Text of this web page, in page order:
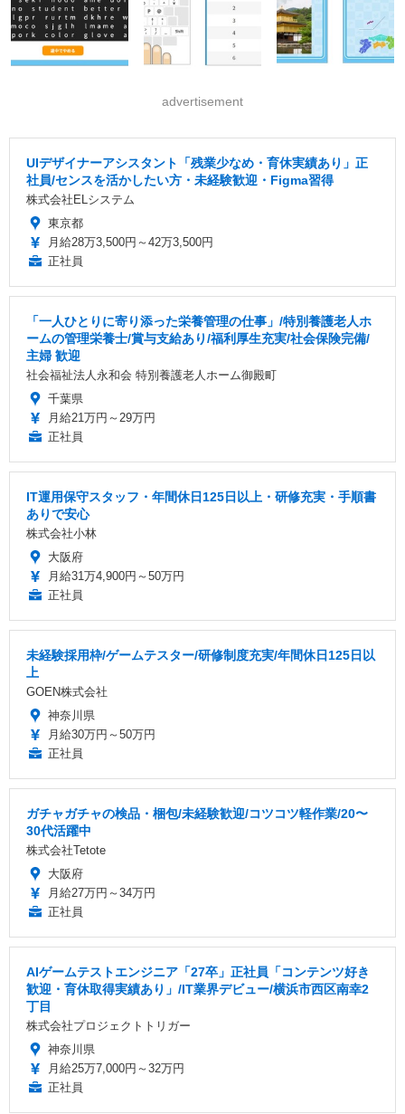
advertisement
UIデザイナーアシスタント「残業少なめ・育休実績あり」正
社員/センスを活かしたい方・未経験歓迎・Figma習得
株式会社ELシステム
東京都
月給28万3,500円～42万3,500円
正社員
「一人ひとりに寄り添った栄養管理の仕事」/特別養護老人ホ
ームの管理栄養士/賞与支給あり/福利厚生充実/社会保険完備/
主婦 歓迎
社会福祉法人永和会 特別養護老人ホーム御殿町
千葉県
月給21万円～29万円
正社員
IT運用保守スタッフ・年間休日125日以上・研修充実・手順書
ありで安心
株式会社小林
大阪府
月給31万4,900円～50万円
正社員
未経験採用枠/ゲームテスター/研修制度充実/年間休日125日以
上
GOEN株式会社
神奈川県
月給30万円～50万円
正社員
ガチャガチャの検品・梱包/未経験歓迎/コツコツ軽作業/20〜
30代活躍中
株式会社Tetote
大阪府
月給27万円～34万円
正社員
AIゲームテストエンジニア「27卒」正社員「コンテンツ好き
歓迎・育休取得実績あり」/IT業界デビュー/横浜市西区南幸2
丁目
株式会社プロジェクトトリガー
神奈川県
月給25万7,000円～32万円
正社員